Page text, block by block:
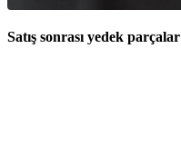
Satış sonrası yedek parçalar